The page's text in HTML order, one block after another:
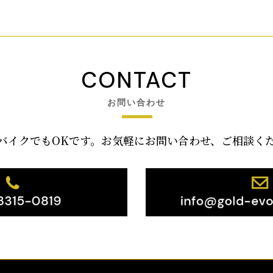
CONTACT
お問い合わせ
イクでもOKです。お気軽にお問い合わせ、ご相談く